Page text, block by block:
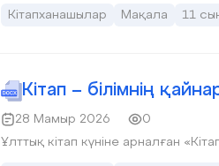
Кітапханашылар Мақала 11
Кітап – білімнің
28 Мамыр 2026
0
Ұлттық кітап күніне арналған